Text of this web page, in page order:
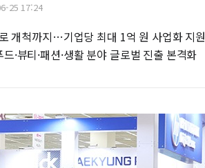
25 17:24
개척까지…기업당 최대 1억 원 사업화 지원
·뷰티·패션·생활 분야 글로벌 진출 본격화